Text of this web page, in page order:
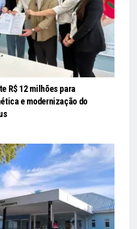
R$ 12 milhões para
e modernização do